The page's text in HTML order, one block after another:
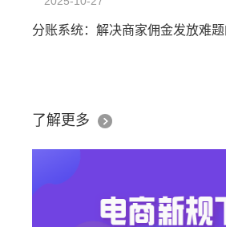
分账系统：解决商家佣金发放难
了解更多